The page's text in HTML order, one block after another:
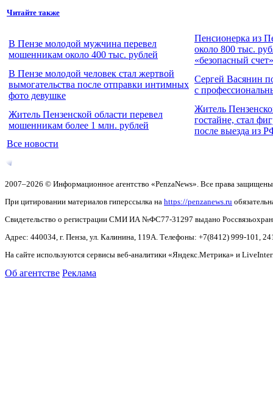
Читайте также
В Пензе молодой мужчина перевел
мошенникам около 400 тыс. рублей
Пенсионерка из
около 800 тыс.
«безопасный счет»
В Пензе молодой человек стал жертвой
вымогательства после отправки интимных
фото девушке
Сергей Васянин
с
Житель Пензенской области перевел
мошенникам более 1 млн. рублей
Житель
гостайне, стал
после выезда из
Все новости
2007–2026 © Информационное агентство «PenzaNews». Все права
При цитировании материалов гиперссылка на https://penzanews.ru
Свидетельство о регистрации СМИ ИА №ФС77-31297 выдано
Адрес: 440034, г. Пенза, ул. Калинина, 119А. Телефоны: +7(8412) 999-101,
На сайте используются сервисы веб-аналитики «Яндекс.Метрика» и
Об агентстве Реклама